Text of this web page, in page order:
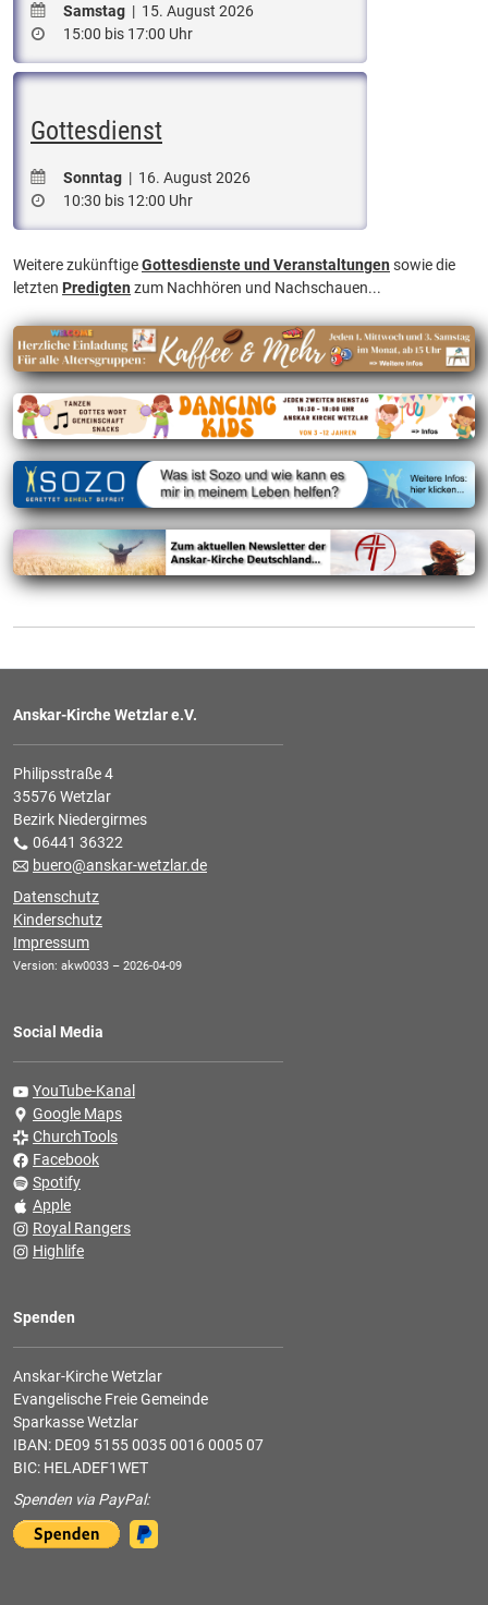
Samstag | 15. August 2026
15:00 bis 17:00 Uhr
Gottesdienst
Sonntag | 16. August 2026
10:30 bis 12:00 Uhr
Weitere zukünftigeGottesdienste und Veranstaltungen sowie die
letzten Predigten zum Nachhören und Nachschauen...
Anskar-Kirche Wetzlar e.V.
Philipsstraße 4
35576 Wetzlar
Bezirk Niedergirmes
06441 36322
buero@anskar-wetzlar.de
Datenschutz
Kinderschutz
Impressum
Version: akw0033 – 2026-04-09
Social Media
YouTube-Kanal
Google Maps
ChurchTools
Facebook
Spotify
Apple
Royal Rangers
Highlife
Spenden
Anskar-Kirche Wetzlar
Evangelische Freie Gemeinde
Sparkasse Wetzlar
IBAN: DE09 5155 0035 0016 0005 07
BIC: HELADEF1WET
Spenden via PayPal: